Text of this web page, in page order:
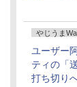
やじうま
ユーザー
ティの「
打ち切り